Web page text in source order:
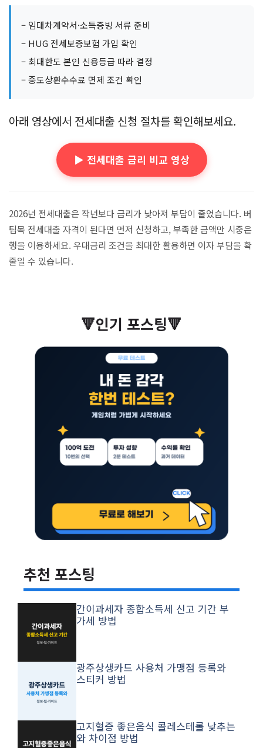
– 임대차계약서·소득증빙 서류 준비
– HUG 전세보증보험 가입 확인
– 최대한도 본인 신용등급 따라 결정
– 중도상환수수료 면제 조건 확인
아래 영상에서 전세대출 신청 절차를 확인해보세요.
▶️ 전세대출 금리 비교 영상
2026년 전세대출은 작년보다 금리가 낮아져 부담이 줄었습니다. 버
팀목 전세대출 자격이 된다면 먼저 신청하고, 부족한 금액만 시중은
행을 이용하세요. 우대금리 조건을 최대한 활용하면 이자 부담을 확
줄일 수 있습니다.
🔻인기 포스팅🔻
추천 포스팅
간이과세자 종합소득세 신고 기간 부
가세 방법
광주상생카드 사용처 가맹점 등록와
스티커 방법
고지혈증 좋은음식 콜레스테롤 낮추는
와 차이점 방법